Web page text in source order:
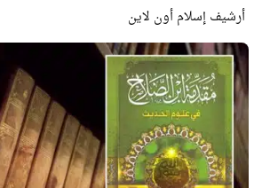
أرشيف إسلام أون لاين